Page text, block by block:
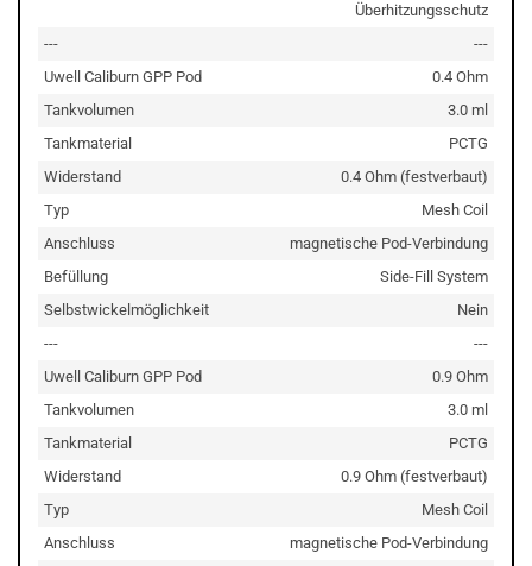
Überhitzungsschutz
---
---
Uwell Caliburn GPP Pod
0.4 Ohm
Tankvolumen
3.0 ml
Tankmaterial
PCTG
Widerstand
0.4 Ohm (festverbaut)
Typ
Mesh Coil
Anschluss
magnetische Pod-Verbindung
Befüllung
Side-Fill System
Selbstwickelmöglichkeit
Nein
---
---
Uwell Caliburn GPP Pod
0.9 Ohm
Tankvolumen
3.0 ml
Tankmaterial
PCTG
Widerstand
0.9 Ohm (festverbaut)
Typ
Mesh Coil
Anschluss
magnetische Pod-Verbindung